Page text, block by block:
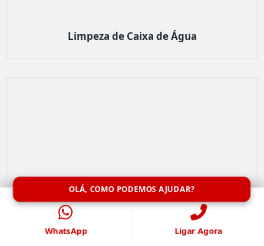
Limpeza de Caixa de Água
OLÁ, COMO PODEMOS AJUDAR?
WhatsApp Ligar Agora